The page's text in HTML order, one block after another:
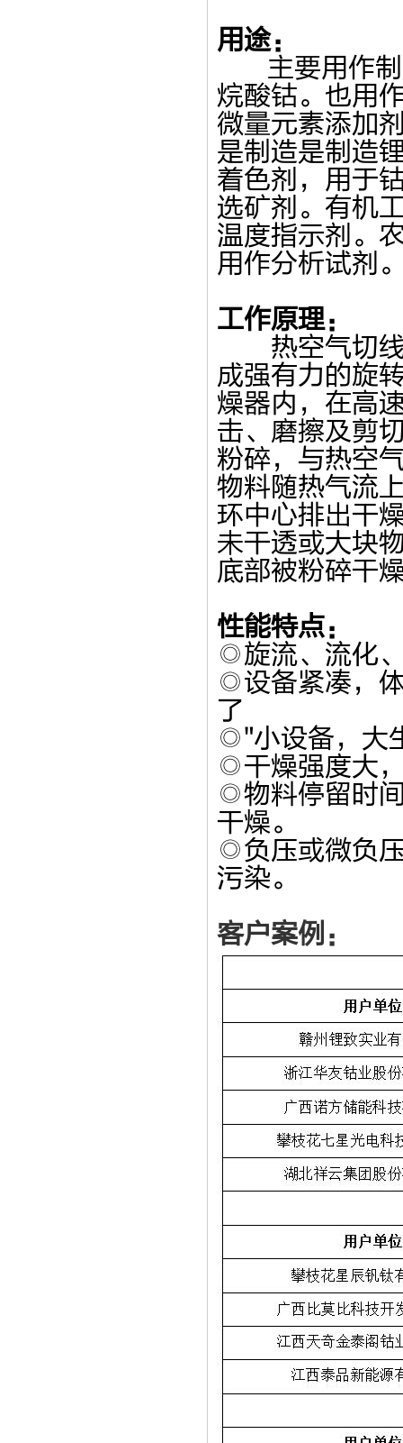
用途：
主要用作制
烷酸钴。也用
微量元素添加
是制造是制造
着色剂，用于
选矿剂。有机
温度指示剂。
用作分析试剂
工作原理：
热空气切线
成强有力的旋
燥器内，在高
击、磨擦及剪
粉碎，与热空
物料随热气流
环中心排出干
未干透或大块
底部被粉碎干
性能特点：
◎旋流、流化
◎设备紧凑，
了
◎"小设备，大
◎干燥强度大
◎物料停留时
干燥。
◎负压或微负
污染。
客户案例：